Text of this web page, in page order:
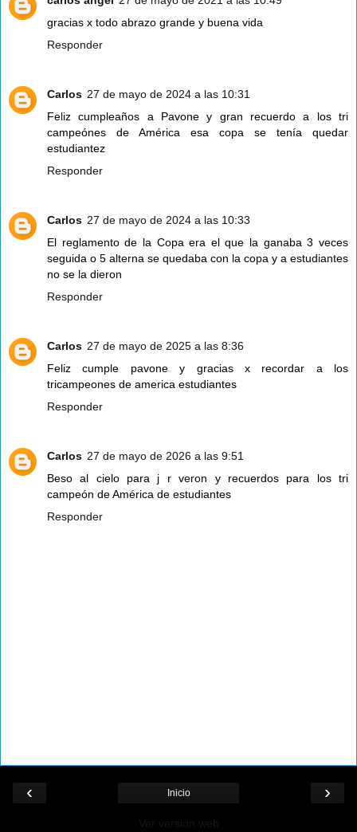
gracias x todo abrazo grande y buena vida
Responder
Carlos 27 de mayo de 2024 a las 10:31
Feliz cumpleaños a Pavone y gran recuerdo a los tri
campeónes de América esa copa se tenía quedar
estudiantez
Responder
Carlos 27 de mayo de 2024 a las 10:33
El reglamento de la Copa era el que la ganaba 3 veces
seguida o 5 alterna se quedaba con la copa y a estudiantes
no se la dieron
Responder
Carlos 27 de mayo de 2025 a las 8:36
Feliz cumple pavone y gracias x recordar a los
tricampeones de america estudiantes
Responder
Carlos 27 de mayo de 2026 a las 9:51
Beso al cielo para j r veron y recuerdos para los tri
campeón de América de estudiantes
Responder
‹ ›
Inicio